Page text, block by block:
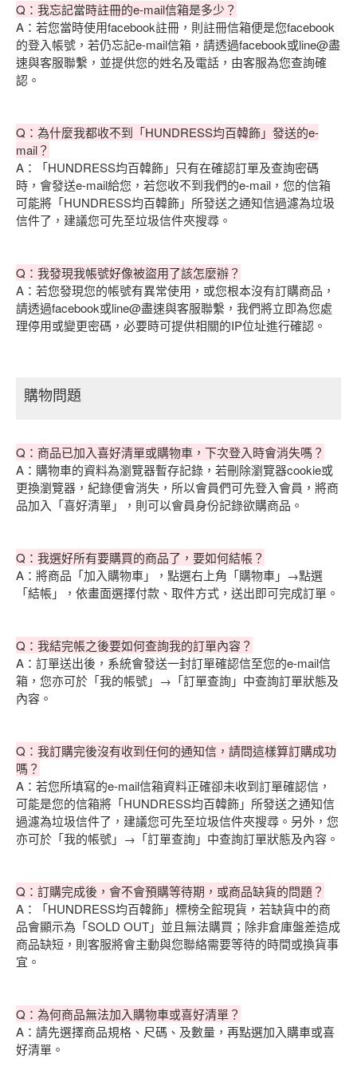
Q：我忘記當時註冊的e-mail信箱是多少？
A：若您當時使用facebook註冊，則註冊信箱便是您facebook
的登入帳號，若仍忘記e-mail信箱，請透過facebook或line@盡
速與客服聯繫，並提供您的姓名及電話，由客服為您查詢確
認。
Q：為什麼我都收不到「HUNDRESS均百韓飾」發送的e-
mail？
A：「HUNDRESS均百韓飾」只有在確認訂單及查詢密碼
時，會發送e-mail給您，若您收不到我們的e-mail，您的信箱
可能將「HUNDRESS均百韓飾」所發送之通知信過濾為垃圾
信件了，建議您可先至垃圾信件夾搜尋。
Q：我發現我帳號好像被盜用了該怎麼辦？
A：若您發現您的帳號有異常使用，或您根本沒有訂購商品，
請透過facebook或line@盡速與客服聯繫，我們將立即為您處
理停用或變更密碼，必要時可提供相關的IP位址進行確認。
購物問題
Q：商品已加入喜好清單或購物車，下次登入時會消失嗎？
A：購物車的資料為瀏覽器暫存記錄，若刪除瀏覽器cookie或
更換瀏覽器，紀錄便會消失，所以會員們可先登入會員，將商
品加入「喜好清單」，則可以會員身份記錄欲購商品。
Q：我選好所有要購買的商品了，要如何結帳？
A：將商品「加入購物車」，點選右上角「購物車」→點選
「結帳」，依畫面選擇付款、取件方式，送出即可完成訂單。
Q：我結完帳之後要如何查詢我的訂單內容？
A：訂單送出後，系統會發送一封訂單確認信至您的e-mail信
箱，您亦可於「我的帳號」→「訂單查詢」中查詢訂單狀態及
內容。
Q：我訂購完後沒有收到任何的通知信，請問這樣算訂購成功
嗎？
A：若您所填寫的e-mail信箱資料正確卻未收到訂單確認信，
可能是您的信箱將「HUNDRESS均百韓飾」所發送之通知信
過濾為垃圾信件了，建議您可先至垃圾信件夾搜尋。另外，您
亦可於「我的帳號」→「訂單查詢」中查詢訂單狀態及內容。
Q：訂購完成後，會不會預購等待期，或商品缺貨的問題？
A：「HUNDRESS均百韓飾」標榜全館現貨，若缺貨中的商
品會顯示為「SOLD OUT」並且無法購買；除非倉庫盤差造成
商品缺短，則客服將會主動與您聯絡需要等待的時間或換貨事
宜。
Q：為何商品無法加入購物車或喜好清單？
A：請先選擇商品規格、尺碼、及數量，再點選加入購車或喜
好清單。